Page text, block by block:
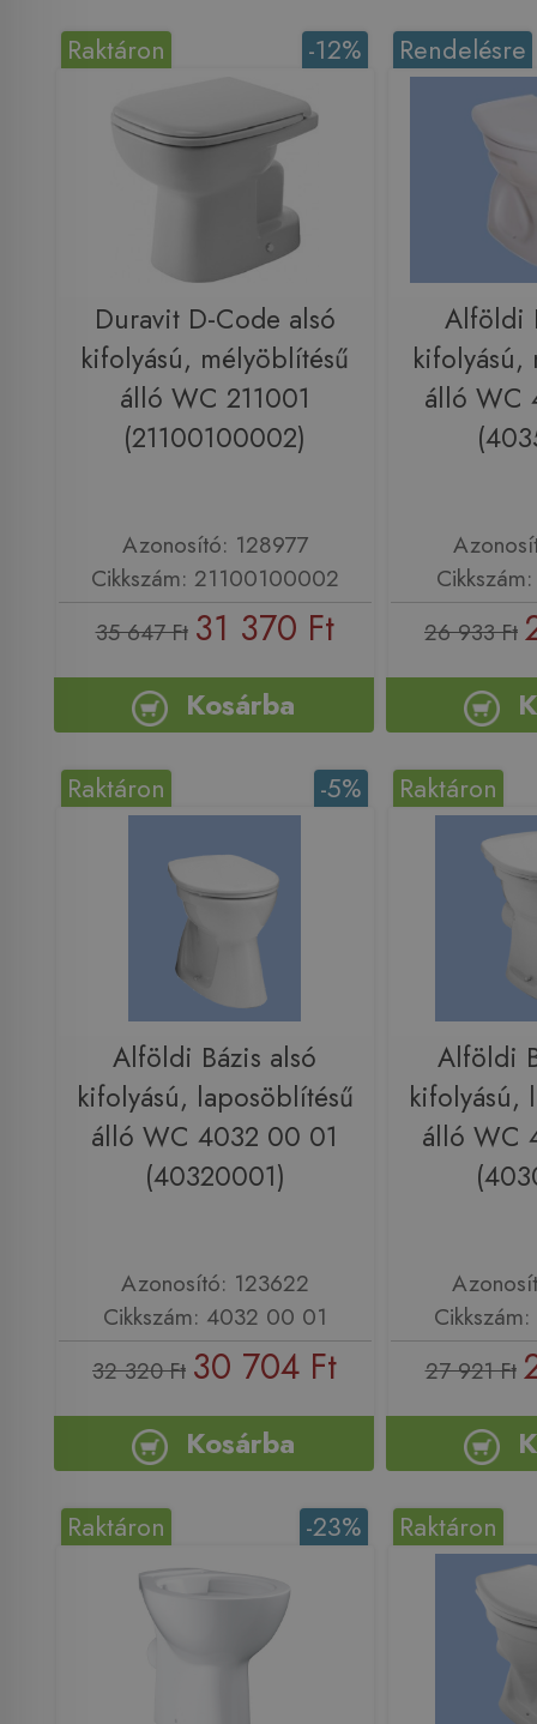
-12%
Raktáron
Duravit D-Code alsó
kifolyású, mélyöblítésű
álló WC 211001
(21100100002)
Azonosító: 128977
Cikkszám: 21100100002
35 647 Ft 31 370 Ft
Kosárba
Rendelésre
Alföldi
kifolyású,
álló WC
26 933 Ft
-5%
Raktáron
Alföldi Bázis alsó
kifolyású, laposöblítésű
álló WC 4032 00 01
(40320001)
Azonosító: 123622
Cikkszám: 4032 00 01
32 320 Ft 30 704 Ft
Kosárba
Raktáron
Alföldi
kifolyású,
álló WC
27 921 Ft
-23%
Raktáron Raktáron